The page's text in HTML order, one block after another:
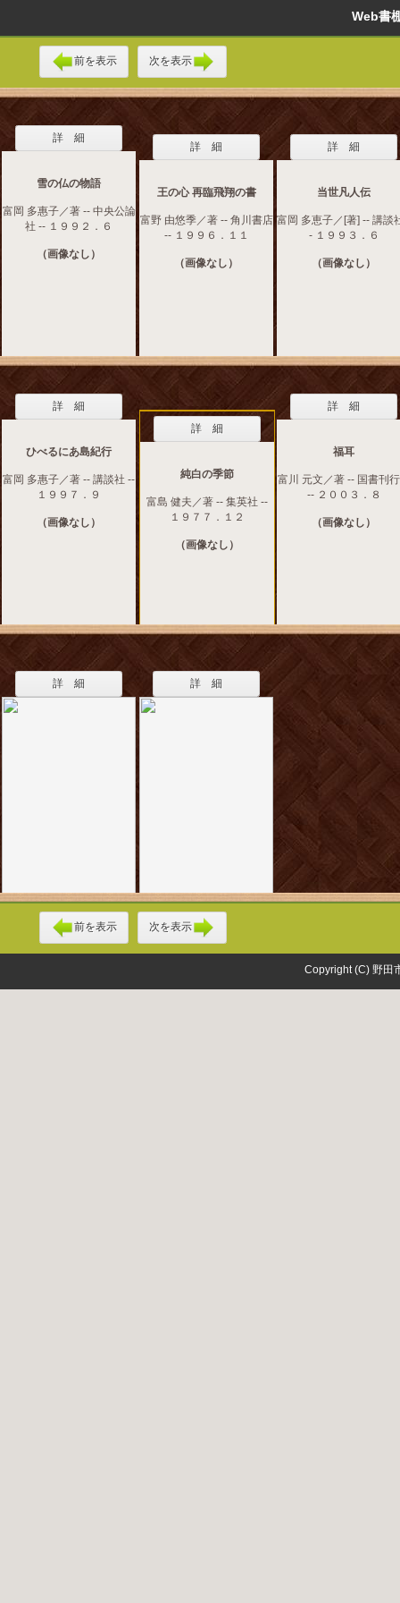
Web
前を表示 次を表示
詳 細
雪の仏の物語
富岡 多惠子／著 -- 中央公論
社 -- １９９２．６
（画像なし）
詳 細
王の心 再臨飛翔の書
富野 由悠季／著 -- 角川書店
-- １９９６．１１
（画像なし）
詳 細
当世凡人伝
富岡 多恵子／[著] -- 講談
- １９９３．６
（画像なし）
詳 細
ひべるにあ島紀行
富岡 多惠子／著 -- 講談社 --
１９９７．９
（画像なし）
詳 細
純白の季節
富島 健夫／著 -- 集英社 --
１９７７．１２
（画像なし）
詳 細
福耳
富川 元文／著 -- 国書刊
-- ２００３．８
（画像なし）
詳 細 詳 細
前を表示 次を表示
Copyright (C) 野田